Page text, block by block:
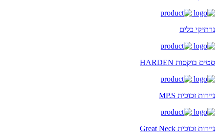
נרתיקי כלים
סטים בוקסות HARDEN
ניירות זכוכית MP.S
ניירות זכוכית Great Neck